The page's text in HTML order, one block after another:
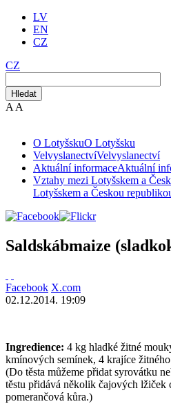
LV
EN
CZ
CZ
Hledat
A A
O LotyšskuO Lotyšsku
VelvyslanectvíVelvyslanectví
Aktuální informaceAktuální
Vztahy mezi Lotyšskem a
Lotyšskem a Českou
Saldskábmaize
Facebook X.com
02.12.2014. 19:09
Ingredience: 4 kg hladké žitné
kmínových semínek, 4 krajíce
(Do těsta můžeme přidat syrovátku
těstu přidává několik čajových lžiček
pomerančová kůra.)